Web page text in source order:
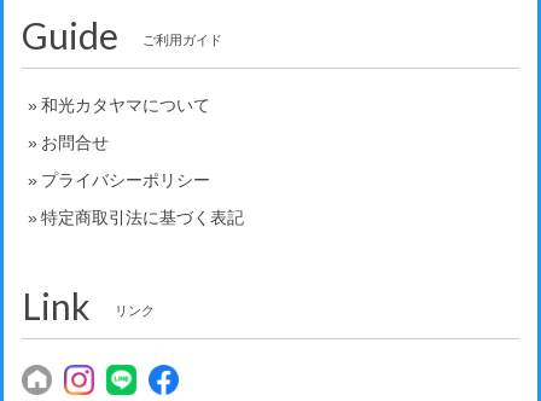
Guide ご利用ガイド
和光カタヤマについて
お問合せ
プライバシーポリシー
特定商取引法に基づく表記
Link リンク